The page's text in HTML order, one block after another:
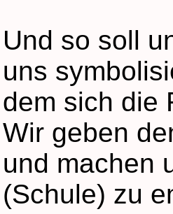
Und so soll
uns
dem sich die
Wir geben
und machen
(Schule) zu